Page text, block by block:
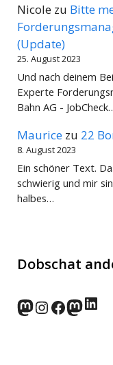
Nicole zu Bitte
(Update)
25. August 2023
Und nach deinem
Experte
Bahn AG -
Maurice zu 22
8. August 2023
Ein schöner Text.
schwierig und mir
halbes…
Dobschat
norden.social
Instagram
Facebook
wp-